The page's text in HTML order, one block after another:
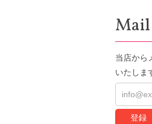
Mail
当店から
いたしま
登録